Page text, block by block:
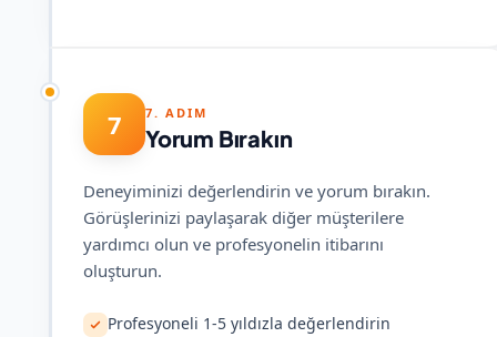
7 7. ADIM
Yorum Bırakın
Deneyiminizi değerlendirin ve yorum bırakın.
Görüşlerinizi paylaşarak diğer müşterilere
yardımcı olun ve profesyonelin itibarını
oluşturun.
Profesyoneli 1-5 yıldızla değerlendirin